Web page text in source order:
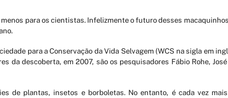
para os cientistas. Infelizmente o futuro desses
para a Conservação da Vida Selvagem (WCS na sigla em
da descoberta, em 2007, são os pesquisadores Fábio Rohe,
de plantas, insetos e borboletas. No entanto, é cada vez